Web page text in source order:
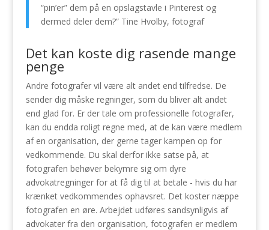
“pin’er” dem på en opslagstavle i Pinterest og
dermed deler dem?” Tine Hvolby, fotograf
Det kan koste dig rasende mange
penge
Andre fotografer vil være alt andet end tilfredse. De
sender dig måske regninger, som du bliver alt andet
end glad for. Er der tale om professionelle fotografer,
kan du endda roligt regne med, at de kan være medlem
af en organisation, der gerne tager kampen op for
vedkommende. Du skal derfor ikke satse på, at
fotografen behøver bekymre sig om dyre
advokatregninger for at få dig til at betale - hvis du har
krænket vedkommendes ophavsret. Det koster næppe
fotografen en øre. Arbejdet udføres sandsynligvis af
advokater fra den organisation, fotografen er medlem